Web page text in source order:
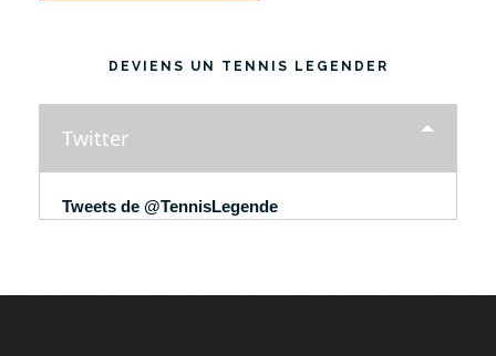
DEVIENS UN TENNIS LEGENDER
Twitter
Tweets de @TennisLegende